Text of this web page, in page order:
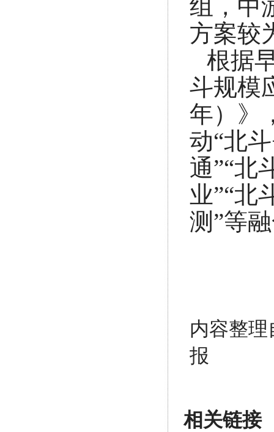
组，中
方案较
根据
斗规模
年）》
动“北
通”“北
业”“北
测”等
内容整
报
相关链接